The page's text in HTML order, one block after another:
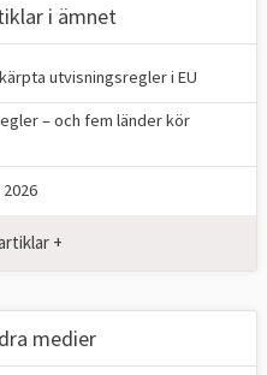
försöker korsa
EU ska screenas.
inte söker asyl.
rad punkter:
vårdbehov eller
ID- och
i ämnet
utvisningsregler i EU
– och fem länder kör
+
medier